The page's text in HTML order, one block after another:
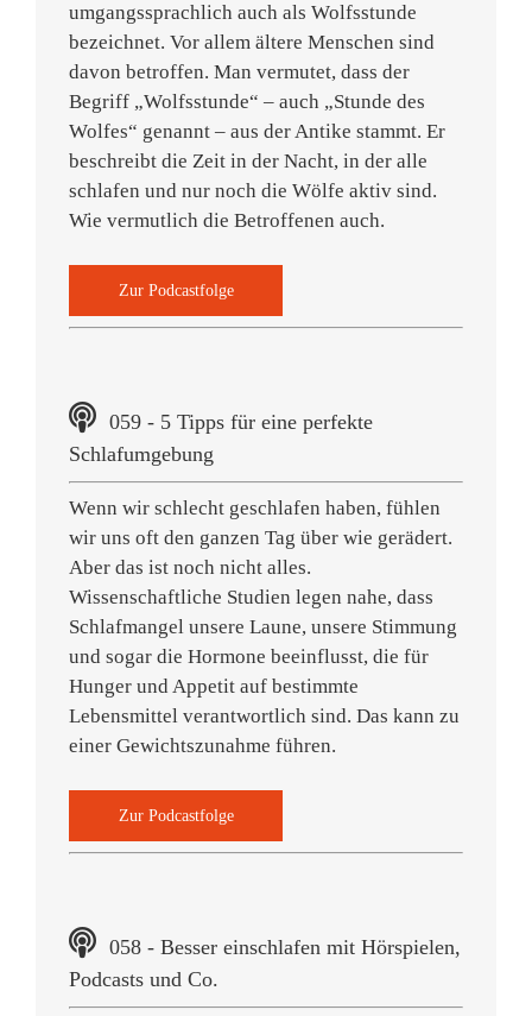
umgangssprachlich auch als Wolfsstunde
bezeichnet. Vor allem ältere Menschen sind
davon betroffen. Man vermutet, dass der
Begriff „Wolfsstunde“ – auch „Stunde des
Wolfes“ genannt – aus der Antike stammt. Er
beschreibt die Zeit in der Nacht, in der alle
schlafen und nur noch die Wölfe aktiv sind.
Wie vermutlich die Betroffenen auch.
Zur Podcastfolge
059 - 5 Tipps für eine perfekte
Schlafumgebung
Wenn wir schlecht geschlafen haben, fühlen
wir uns oft den ganzen Tag über wie gerädert.
Aber das ist noch nicht alles.
Wissenschaftliche Studien legen nahe, dass
Schlafmangel unsere Laune, unsere Stimmung
und sogar die Hormone beeinflusst, die für
Hunger und Appetit auf bestimmte
Lebensmittel verantwortlich sind. Das kann zu
einer Gewichtszunahme führen.
Zur Podcastfolge
058 - Besser einschlafen mit Hörspielen,
Podcasts und Co.